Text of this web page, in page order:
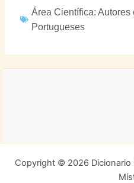
Área Científica: Autores
Portugueses
Copyright © 2026 Dicionario